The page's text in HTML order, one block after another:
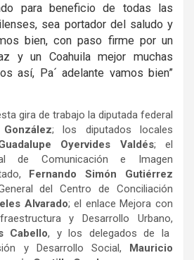
para beneficio de todas las
sea portador del saludo y
bien, con paso firme por un
y un Coahuila mejor muchas
así, Pa´ adelante vamos bien”
gira de trabajo la diputada federal
; los diputados locales
Oyervides Valdés; el
de Comunicación e Imagen
Fernando Simón Gutiérrez
del Centro de Conciliación
Alvarado; el enlace Mejora con
y Desarrollo Urbano,
Cabello, y los delegados de la
y Desarrollo Social, Mauricio